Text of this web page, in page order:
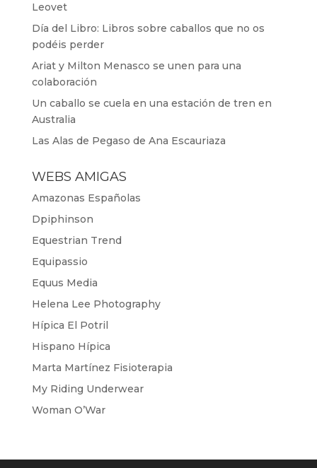
Leovet
Día del Libro: Libros sobre caballos que no os
podéis perder
Ariat y Milton Menasco se unen para una
colaboración
Un caballo se cuela en una estación de tren en
Australia
Las Alas de Pegaso de Ana Escauriaza
WEBS AMIGAS
Amazonas Españolas
Dpiphinson
Equestrian Trend
Equipassio
Equus Media
Helena Lee Photography
Hípica El Potril
Hispano Hípica
Marta Martínez Fisioterapia
My Riding Underwear
Woman O’War